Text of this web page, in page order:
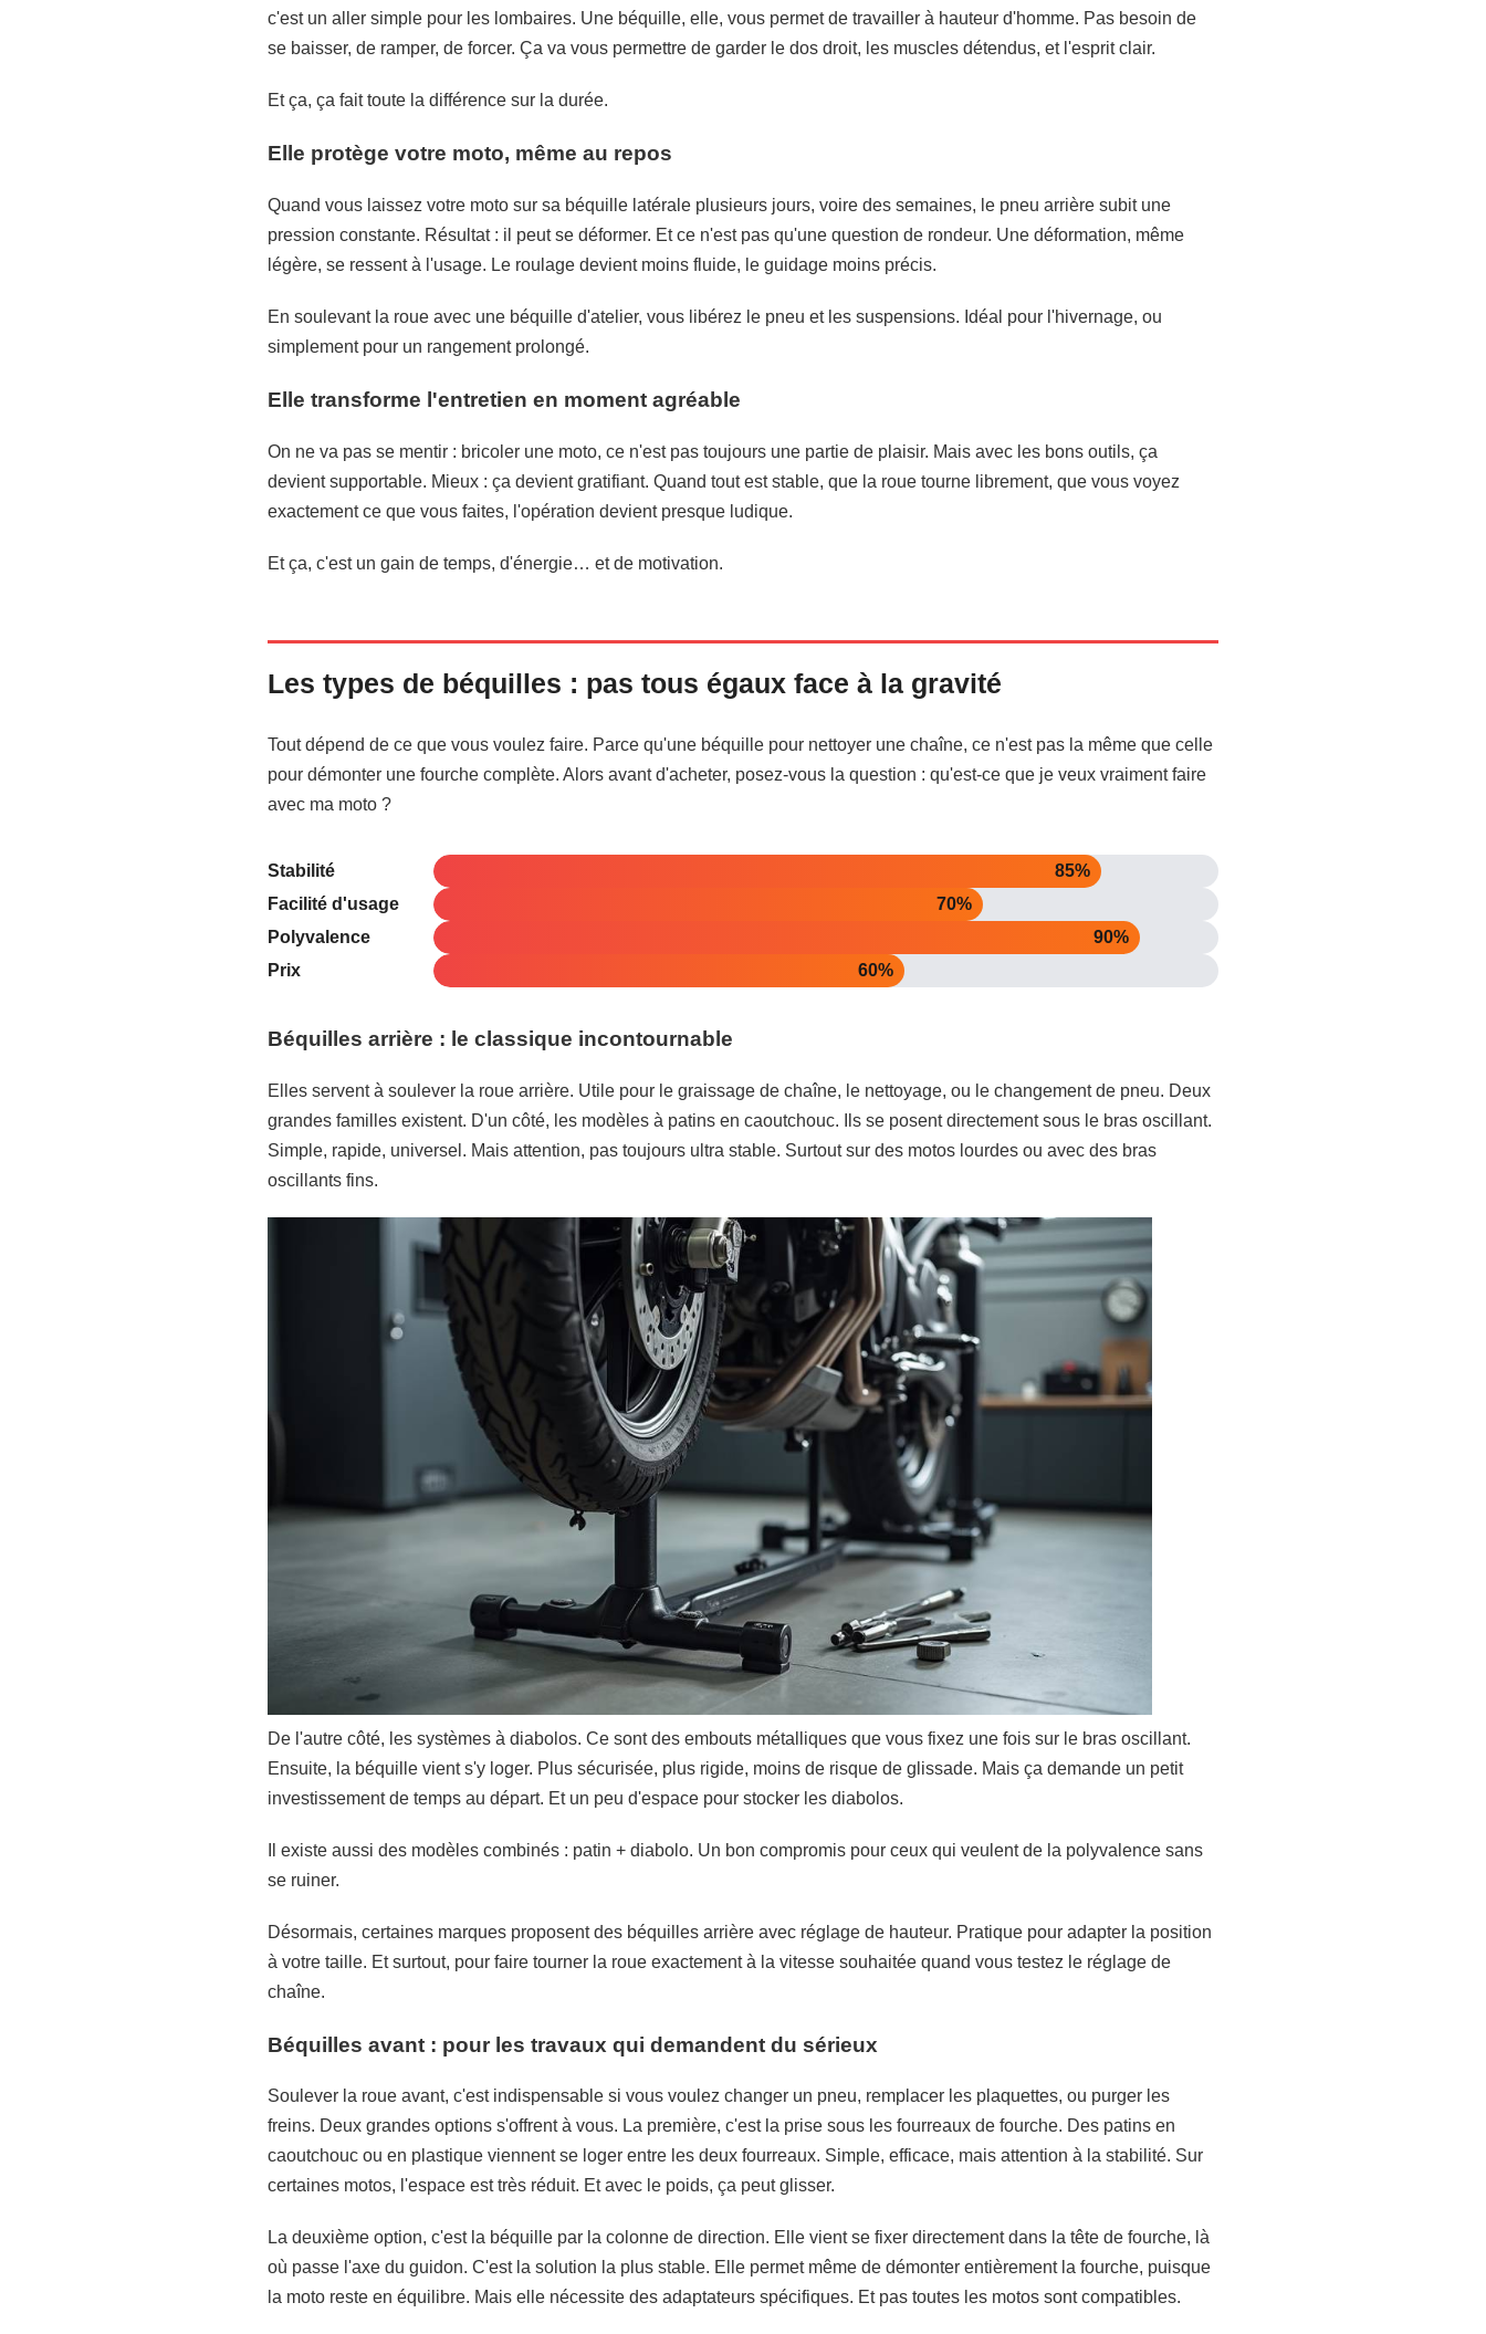
c'est un aller simple pour les lombaires. Une béquille, elle, vous permet de travailler à hauteur d'homme. Pas besoin de
se baisser, de ramper, de forcer. Ça va vous permettre de garder le dos droit, les muscles détendus, et l'esprit clair.
Et ça, ça fait toute la différence sur la durée.
Elle protège votre moto, même au repos
Quand vous laissez votre moto sur sa béquille latérale plusieurs jours, voire des semaines, le pneu arrière subit une
pression constante. Résultat : il peut se déformer. Et ce n'est pas qu'une question de rondeur. Une déformation, même
légère, se ressent à l'usage. Le roulage devient moins fluide, le guidage moins précis.
En soulevant la roue avec une béquille d'atelier, vous libérez le pneu et les suspensions. Idéal pour l'hivernage, ou
simplement pour un rangement prolongé.
Elle transforme l'entretien en moment agréable
On ne va pas se mentir : bricoler une moto, ce n'est pas toujours une partie de plaisir. Mais avec les bons outils, ça
devient supportable. Mieux : ça devient gratifiant. Quand tout est stable, que la roue tourne librement, que vous voyez
exactement ce que vous faites, l'opération devient presque ludique.
Et ça, c'est un gain de temps, d'énergie… et de motivation.
Les types de béquilles : pas tous égaux face à la gravité
Tout dépend de ce que vous voulez faire. Parce qu'une béquille pour nettoyer une chaîne, ce n'est pas la même que celle
pour démonter une fourche complète. Alors avant d'acheter, posez-vous la question : qu'est-ce que je veux vraiment faire
avec ma moto ?
Stabilité
85%
Facilité d'usage
70%
Polyvalence
90%
Prix
60%
Béquilles arrière : le classique incontournable
Elles servent à soulever la roue arrière. Utile pour le graissage de chaîne, le nettoyage, ou le changement de pneu. Deux
grandes familles existent. D'un côté, les modèles à patins en caoutchouc. Ils se posent directement sous le bras oscillant.
Simple, rapide, universel. Mais attention, pas toujours ultra stable. Surtout sur des motos lourdes ou avec des bras
oscillants fins.
De l'autre côté, les systèmes à diabolos. Ce sont des embouts métalliques que vous fixez une fois sur le bras oscillant.
Ensuite, la béquille vient s'y loger. Plus sécurisée, plus rigide, moins de risque de glissade. Mais ça demande un petit
investissement de temps au départ. Et un peu d'espace pour stocker les diabolos.
Il existe aussi des modèles combinés : patin + diabolo. Un bon compromis pour ceux qui veulent de la polyvalence sans
se ruiner.
Désormais, certaines marques proposent des béquilles arrière avec réglage de hauteur. Pratique pour adapter la position
à votre taille. Et surtout, pour faire tourner la roue exactement à la vitesse souhaitée quand vous testez le réglage de
chaîne.
Béquilles avant : pour les travaux qui demandent du sérieux
Soulever la roue avant, c'est indispensable si vous voulez changer un pneu, remplacer les plaquettes, ou purger les
freins. Deux grandes options s'offrent à vous. La première, c'est la prise sous les fourreaux de fourche. Des patins en
caoutchouc ou en plastique viennent se loger entre les deux fourreaux. Simple, efficace, mais attention à la stabilité. Sur
certaines motos, l'espace est très réduit. Et avec le poids, ça peut glisser.
La deuxième option, c'est la béquille par la colonne de direction. Elle vient se fixer directement dans la tête de fourche, là
où passe l'axe du guidon. C'est la solution la plus stable. Elle permet même de démonter entièrement la fourche, puisque
la moto reste en équilibre. Mais elle nécessite des adaptateurs spécifiques. Et pas toutes les motos sont compatibles.